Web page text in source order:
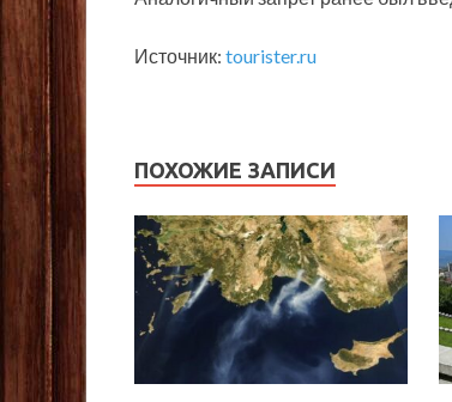
Источник: tourister.ru
ПОХОЖИЕ ЗАПИСИ